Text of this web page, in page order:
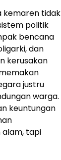
kemaren tidak
politik
bencana
dan
kerusakan
justru
warga.
keuntungan
alam, tapi